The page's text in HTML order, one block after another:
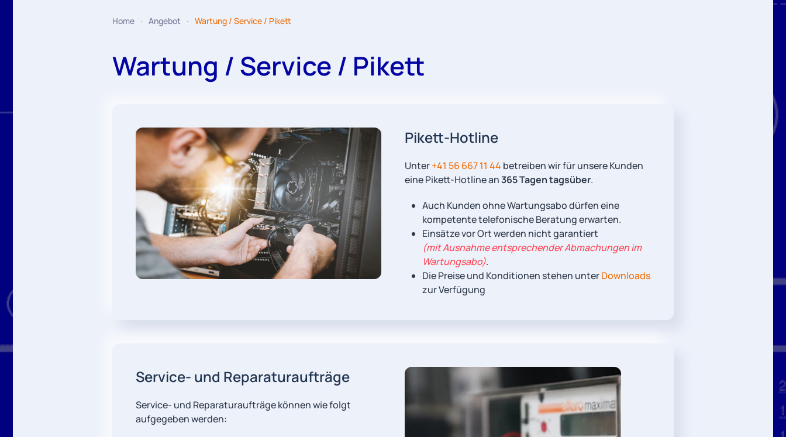
Home Angebot Wartung / Service / Pikett
Wartung / Service / Pikett
Pikett-Hotline
Unter+41 56 667 11 44 betreiben wir für unsere Kunden
eine Pikett-Hotline an365 Tagen tagsüber.
Auch Kunden ohne Wartungsabo dürfen eine
kompetente telefonische Beratung erwarten.
Einsätze vor Ort werden nicht garantiert
(mit Ausnahme entsprechender Abmachungen im
Wartungsabo).
Die Preise und Konditionen stehen unterDownloads
zur Verfügung
Service- und Reparaturaufträge
Service- und Reparaturaufträge können wie folgt
aufgegeben werden: